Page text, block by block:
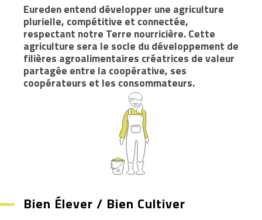
Eureden entend développer une agriculture
plurielle, compétitive et connectée,
respectant notre Terre nourricière. Cette
agriculture sera le socle du développement de
filières agroalimentaires créatrices de valeur
partagée entre la coopérative, ses
coopérateurs et les consommateurs.
Bien Élever / Bien Cultiver